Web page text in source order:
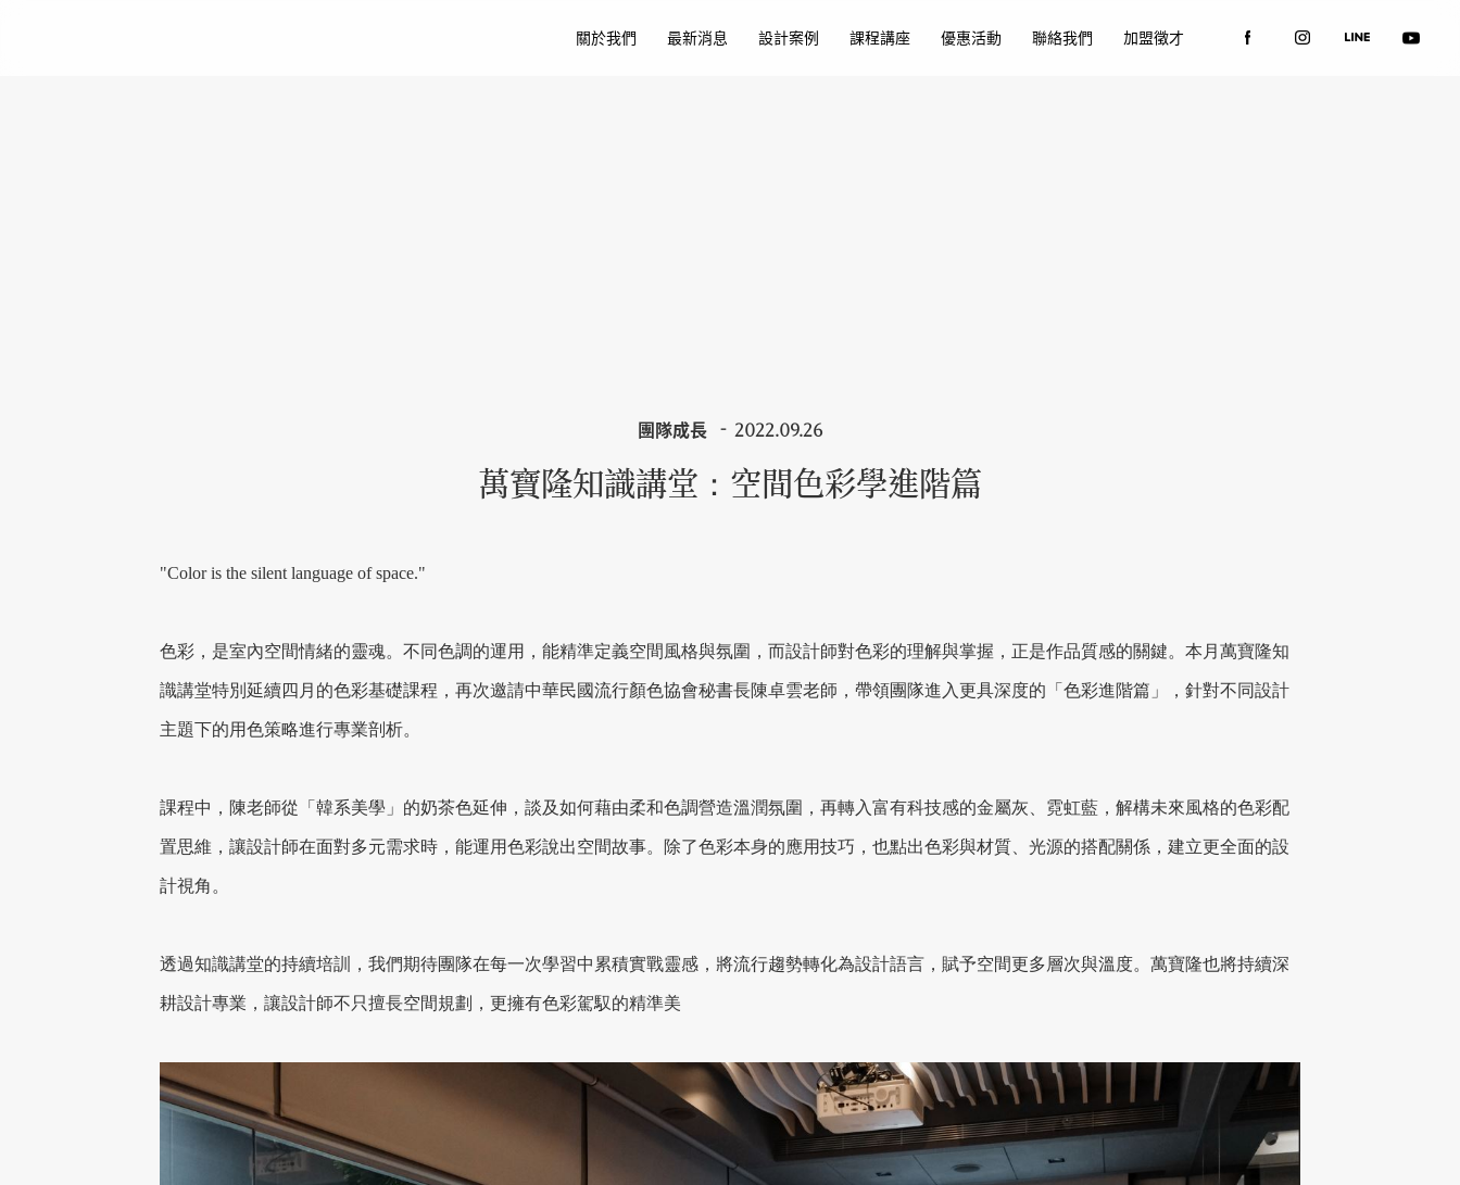
關於我們 最新消息 設計案例 課程講座 優惠活動 聯絡我們 加盟徵才
團隊成長 2022.09.26
萬寶隆知識講堂：空間色彩學進階篇
"Color is the silent language of space."
色彩，是室內空間情緒的靈魂。不同色調的運用，能精準定義空間風格與氛圍，而設計師對色彩的理解與掌握，正是作品質感的關鍵。本月萬寶隆知
識講堂特別延續四月的色彩基礎課程，再次邀請中華民國流行顏色協會秘書長陳卓雲老師，帶領團隊進入更具深度的「色彩進階篇」，針對不同設計
主題下的用色策略進行專業剖析。
課程中，陳老師從「韓系美學」的奶茶色延伸，談及如何藉由柔和色調營造溫潤氛圍，再轉入富有科技感的金屬灰、霓虹藍，解構未來風格的色彩配
置思維，讓設計師在面對多元需求時，能運用色彩說出空間故事。除了色彩本身的應用技巧，也點出色彩與材質、光源的搭配關係，建立更全面的設
計視角。
透過知識講堂的持續培訓，我們期待團隊在每一次學習中累積實戰靈感，將流行趨勢轉化為設計語言，賦予空間更多層次與溫度。萬寶隆也將持續深
耕設計專業，讓設計師不只擅長空間規劃，更擁有色彩駕馭的精準美